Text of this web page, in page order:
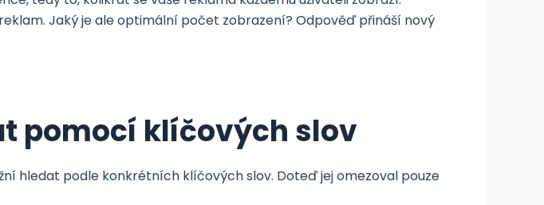
Jaký je ale optimální počet zobrazení? Odpověď přináší nový
pomocí klíčových slov
hledat podle konkrétních klíčových slov. Doteď jej omezoval pouze